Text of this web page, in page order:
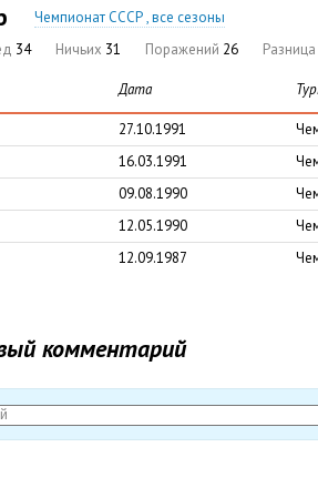
Чемпионат СССР , все сезоны
34 Ничьих 31 Поражений 26 Разница
Дата
27.10.1991
16.03.1991
09.08.1990
12.05.1990
12.09.1987
комментарий